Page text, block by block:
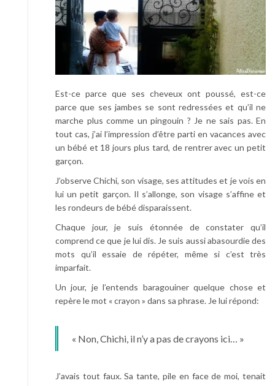
Est-ce parce que ses cheveux ont poussé, est-ce
parce que ses jambes se sont redressées et qu’il ne
marche plus comme un pingouin ? Je ne sais pas. En
tout cas, j’ai l’impression d’être parti en vacances avec
un bébé et 18 jours plus tard, de rentrer avec un petit
garçon.
J’observe Chichi, son visage, ses attitudes et je vois en
lui un petit garçon. Il s’allonge, son visage s’affine et
les rondeurs de bébé disparaissent.
Chaque jour, je suis étonnée de constater qu’il
comprend ce que je lui dis. Je suis aussi abasourdie des
mots qu’il essaie de répéter, même si c’est très
imparfait.
Un jour, je l’entends baragouiner quelque chose et
repère le mot « crayon » dans sa phrase. Je lui répond:
« Non, Chichi, il n’y a pas de crayons ici… »
J’avais tout faux. Sa tante, pile en face de moi, tenait